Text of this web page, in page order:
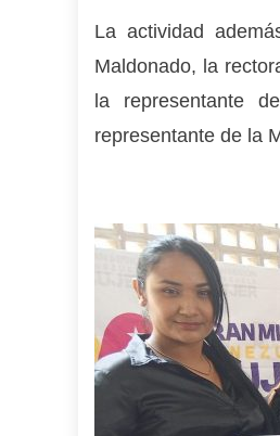
La actividad
Maldonado, la
la representante
representante de la